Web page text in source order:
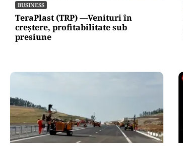
BUSINESS
TeraPlast (TRP) —Venituri în
creștere, profitabilitate sub
presiune